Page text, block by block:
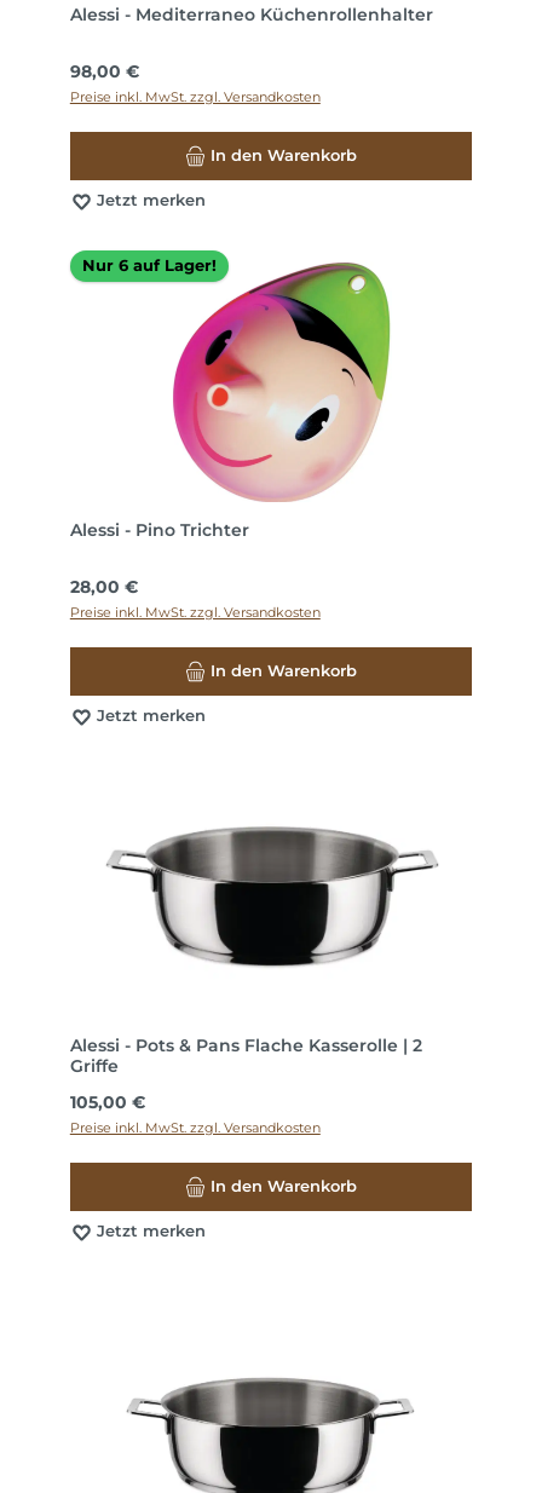
Alessi - Mediterraneo Küchenrollenhalter
Regulärer Preis:
98,00 €
Preise inkl. MwSt. zzgl. Versandkosten
In den Warenkorb
Jetzt merken
Nur 6 auf Lager!
Alessi - Pino Trichter
Regulärer Preis:
28,00 €
Preise inkl. MwSt. zzgl. Versandkosten
In den Warenkorb
Jetzt merken
Alessi - Pots & Pans Flache Kasserolle | 2
Griffe
Regulärer Preis:
105,00 €
Preise inkl. MwSt. zzgl. Versandkosten
In den Warenkorb
Jetzt merken